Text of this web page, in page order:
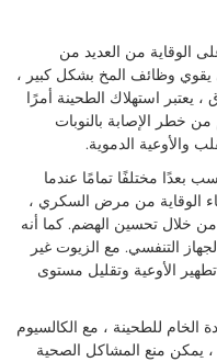
الوقاية من العديد من
يقوي وظائف المخ بشكل كبير ،
يعتبر استهلاك الطحينة أمرًا
خطر الإصابة بالنوبات
والأوعية الدموية.
بعدًا مختلفًا تمامًا عندما
الوقاية من مرض السكري ،
خلال تحسين الهضم. كما أنه
التنفسي. مع الزيوت غير
الأوعية وتقليل مستوى
الخام للطحينة ، مع الكالسيوم
، يمكن منع المشاكل الصحية